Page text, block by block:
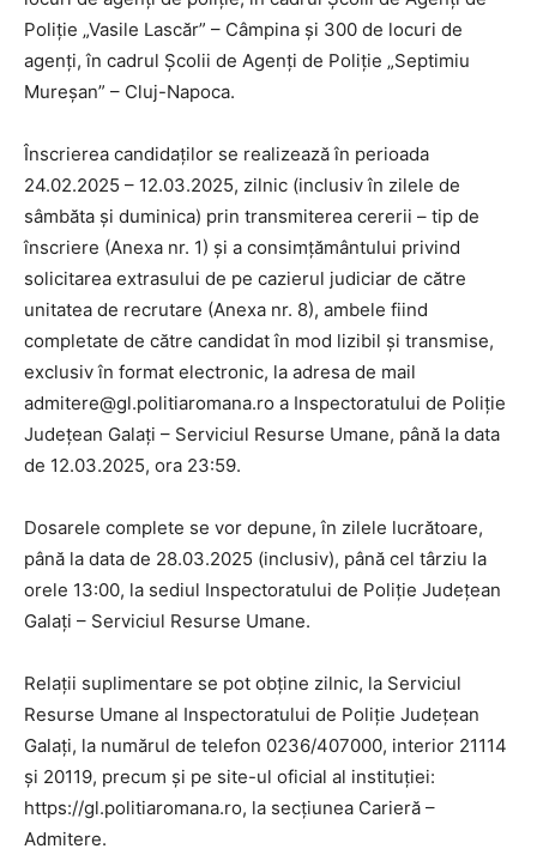
Poliție „Vasile Lascăr” – Câmpina și 300 de locuri de
agenți, în cadrul Școlii de Agenți de Poliție „Septimiu
Mureșan” – Cluj-Napoca.
Înscrierea candidaților se realizează în perioada
24.02.2025 – 12.03.2025, zilnic (inclusiv în zilele de
sâmbăta și duminica) prin transmiterea cererii – tip de
înscriere (Anexa nr. 1) și a consimțământului privind
solicitarea extrasului de pe cazierul judiciar de către
unitatea de recrutare (Anexa nr. 8), ambele fiind
completate de către candidat în mod lizibil și transmise,
exclusiv în format electronic, la adresa de mail
admitere@gl.politiaromana.ro a Inspectoratului de Poliţie
Județean Galați – Serviciul Resurse Umane, până la data
de 12.03.2025, ora 23:59.
Dosarele complete se vor depune, în zilele lucrătoare,
până la data de 28.03.2025 (inclusiv), până cel târziu la
orele 13:00, la sediul Inspectoratului de Poliție Județean
Galați – Serviciul Resurse Umane.
Relații suplimentare se pot obține zilnic, la Serviciul
Resurse Umane al Inspectoratului de Poliție Județean
Galați, la numărul de telefon 0236/407000, interior 21114
și 20119, precum și pe site-ul oficial al instituției:
https://gl.politiaromana.ro, la secțiunea Carieră –
Admitere.